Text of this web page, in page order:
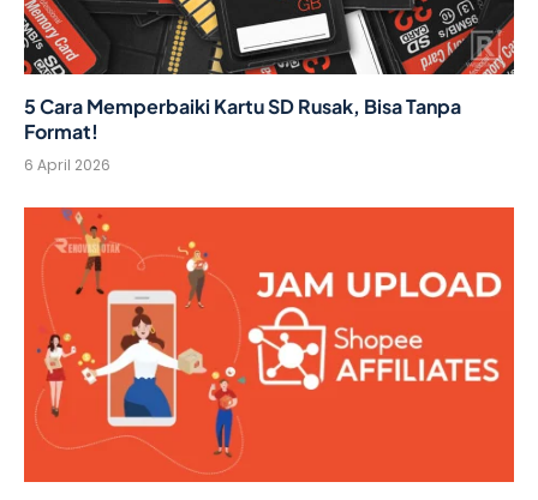
5 Cara Memperbaiki Kartu SD Rusak, Bisa Tanpa
Format!
6 April 2026